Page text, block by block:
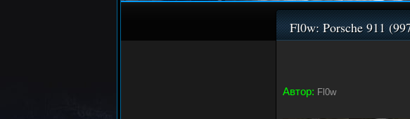
Fl0w: Porsche 911
Автор: Fl0w